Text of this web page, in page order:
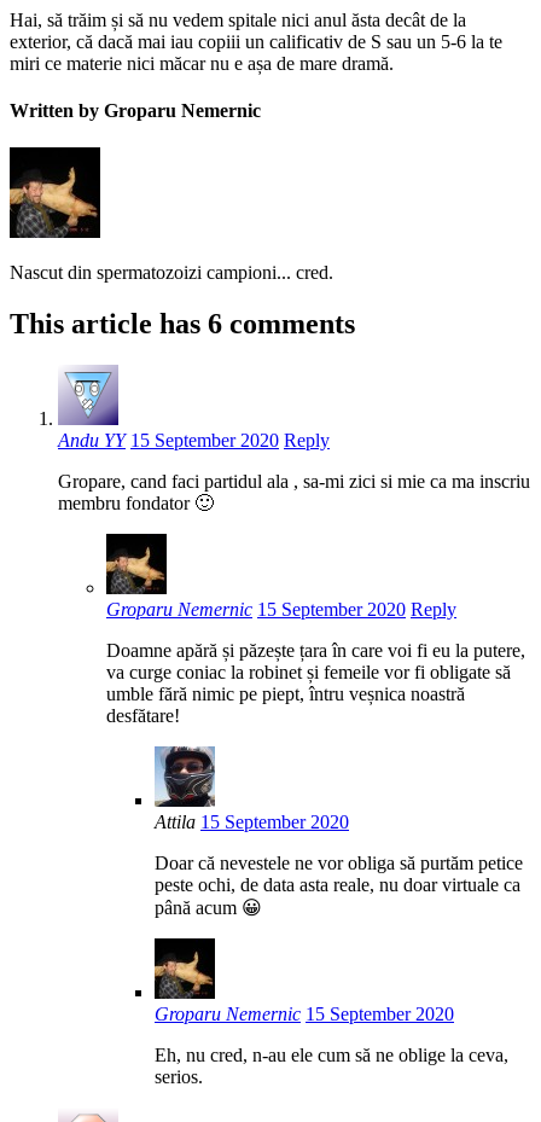
Hai, să trăim și să nu vedem spitale nici anul ăsta decât de la
exterior, că dacă mai iau copiii un calificativ de S sau un 5-6 la te
miri ce materie nici măcar nu e așa de mare dramă.
Written by Groparu Nemernic
Nascut din spermatozoizi campioni... cred.
This article has 6 comments
Andu YY 15 September 2020 Reply
Gropare, cand faci partidul ala , sa-mi zici si mie ca ma inscriu
membru fondator 🙂
Groparu Nemernic 15 September 2020 Reply
Doamne apără și păzește țara în care voi fi eu la putere,
va curge coniac la robinet și femeile vor fi obligate să
umble fără nimic pe piept, întru veșnica noastră
desfătare!
Attila 15 September 2020
Doar că nevestele ne vor obliga să purtăm petice
peste ochi, de data asta reale, nu doar virtuale ca
până acum 😀
Groparu Nemernic 15 September 2020
Eh, nu cred, n-au ele cum să ne oblige la ceva,
serios.